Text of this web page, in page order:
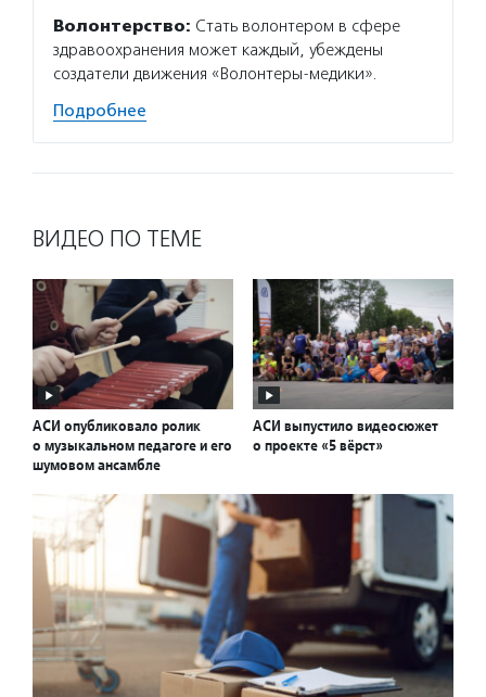
Волонтерство: Стать волонтером в сфере
здравоохранения может каждый, убеждены
создатели движения «Волонтеры-медики».
Подробнее
ВИДЕО ПО ТЕМЕ
АСИ опубликовало ролик
о музыкальном педагоге и его
шумовом ансамбле
АСИ выпустило видеосюжет
о проекте «5 вёрст»